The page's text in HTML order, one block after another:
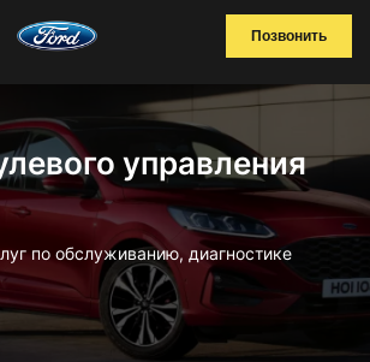
Позвонить
управления
по обслуживанию, диагностике